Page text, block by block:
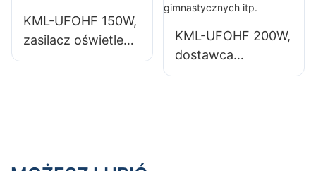
innych zastosowań
oświetleniowych
wewnątrz
magazynów i
innych zastosowań
oświetleniowych
KML-UFOHF 150W,
zasilacz oświetlenia
LED do
KML-UFOHF 200W,
dostawca
oświetlenia LED